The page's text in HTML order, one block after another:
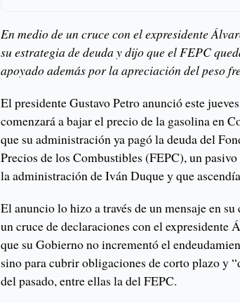
En medio de un cruce con el expresidente
su estrategia de deuda y dijo que el FEPC
apoyado además por la apreciación del peso
El presidente Gustavo Petro anunció este
comenzará a bajar el precio de la gasolina en
que su administración ya pagó la deuda del
Precios de los Combustibles (FEPC), un
la administración de Iván Duque y que
El anuncio lo hizo a través de un mensaje en
un cruce de declaraciones con el expresidente
que su Gobierno no incrementó el
sino para cubrir obligaciones de corto plazo y
del pasado, entre ellas la del FEPC.